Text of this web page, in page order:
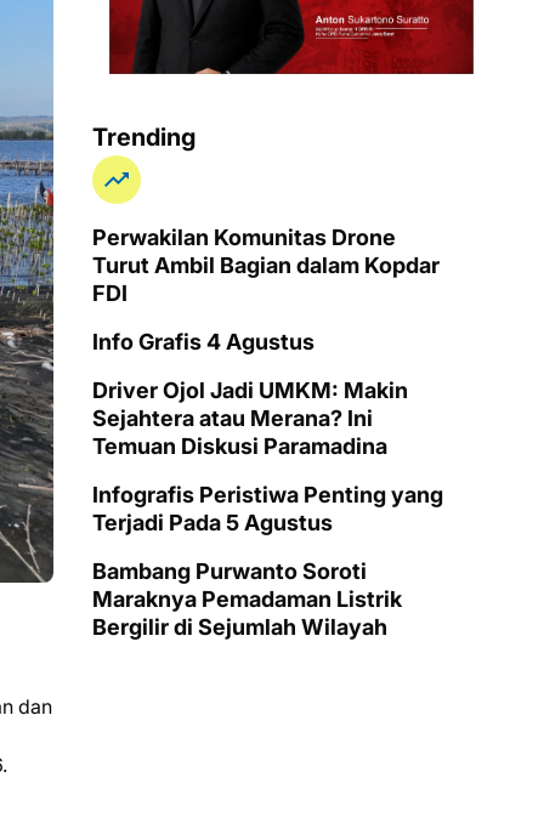
dan
Trending
Perwakilan Komunitas Drone
Turut Ambil Bagian dalam Kopdar
FDI
Info Grafis 4 Agustus
Driver Ojol Jadi UMKM: Makin
Sejahtera atau Merana? Ini
Temuan Diskusi Paramadina
Infografis Peristiwa Penting yang
Terjadi Pada 5 Agustus
Bambang Purwanto Soroti
Maraknya Pemadaman Listrik
Bergilir di Sejumlah Wilayah